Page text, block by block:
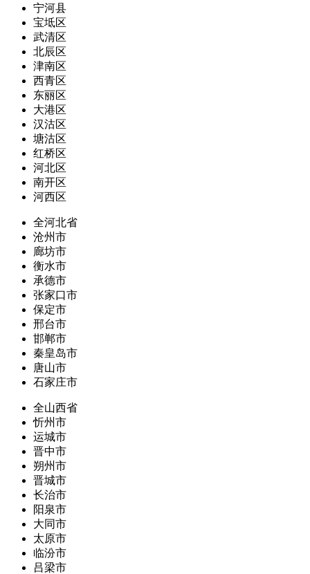
宁河县
宝坻区
武清区
北辰区
津南区
西青区
东丽区
大港区
汉沽区
塘沽区
红桥区
河北区
南开区
河西区
全河北省
沧州市
廊坊市
衡水市
承德市
张家口市
保定市
邢台市
邯郸市
秦皇岛市
唐山市
石家庄市
全山西省
忻州市
运城市
晋中市
朔州市
晋城市
长治市
阳泉市
大同市
太原市
临汾市
吕梁市